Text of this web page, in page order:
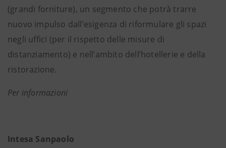
(grandi forniture), un segmento che potrà trarre
nuovo impulso dall’esigenza di riformulare gli spazi
negli uffici (per il rispetto delle misure di
distanziamento) e nell’ambito dell’hotellerie e della
ristorazione.
Per informazioni
Intesa Sanpaolo